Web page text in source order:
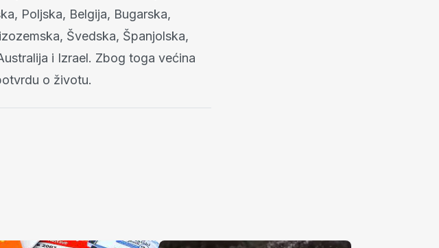
Poljska, Belgija, Bugarska,
Švedska, Španjolska,
i Izrael. Zbog toga većina
o životu.